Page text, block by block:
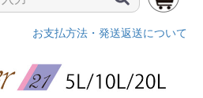
お支払方法・発送返送について